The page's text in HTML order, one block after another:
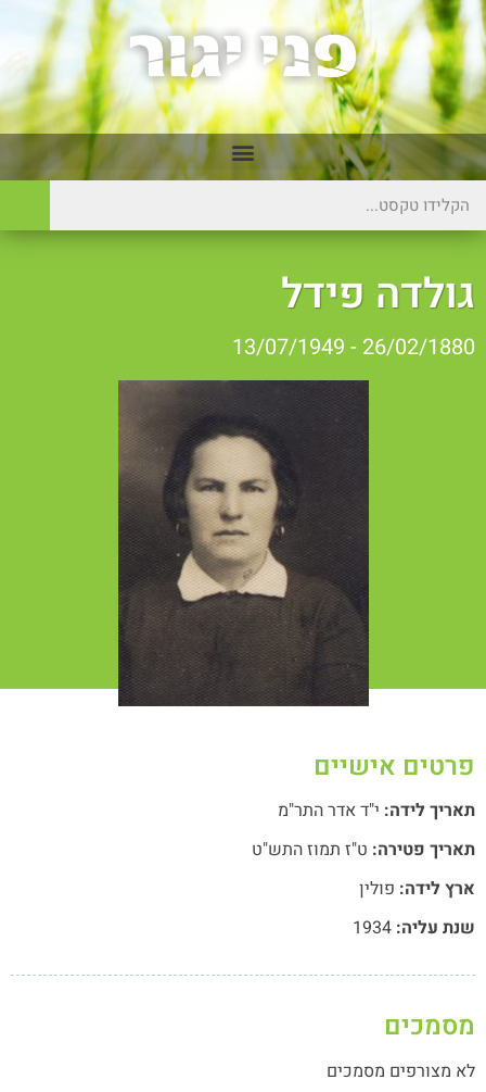
פידל
26/02/1880 - 13/
אישיים
לידה:י"ד אדר התר"מ
פטירה:ט"ז תמוז התש"ט
לידה:פולין
עליה:1934
מצורפים מסמכים